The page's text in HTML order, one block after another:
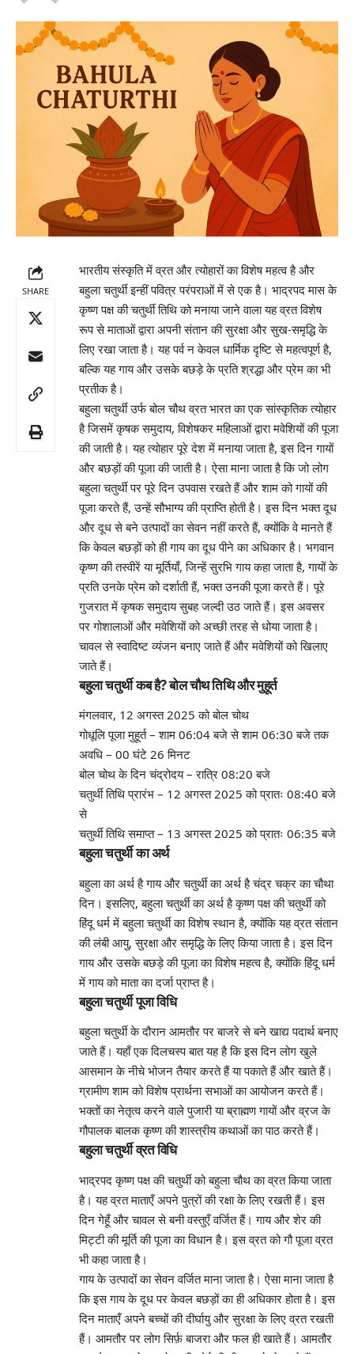
SHARE
भारतीय संस्कृति में व्रत और त्योहारों का विशेष महत्व है और
बहुला चतुर्थी इन्हीं पवित्र परंपराओं में से एक है। भाद्रपद मास के
कृष्ण पक्ष की चतुर्थी तिथि को मनाया जाने वाला यह व्रत विशेष
रूप से माताओं द्वारा अपनी संतान की सुरक्षा और सुख-समृद्धि के
लिए रखा जाता है। यह पर्व न केवल धार्मिक दृष्टि से महत्वपूर्ण है,
बल्कि यह गाय और उसके बछड़े के प्रति श्रद्धा और प्रेम का भी
प्रतीक है।
बहुला चतुर्थी उर्फ बोल चौथ व्रत भारत का एक सांस्कृतिक त्योहार
है जिसमें कृषक समुदाय, विशेषकर महिलाओं द्वारा मवेशियों की पूजा
की जाती है। यह त्योहार पूरे देश में मनाया जाता है, इस दिन गायों
और बछड़ों की पूजा की जाती है। ऐसा माना जाता है कि जो लोग
बहुला चतुर्थी पर पूरे दिन उपवास रखते हैं और शाम को गायों की
पूजा करते हैं, उन्हें सौभाग्य की प्राप्ति होती है। इस दिन भक्त दूध
और दूध से बने उत्पादों का सेवन नहीं करते हैं, क्योंकि वे मानते हैं
कि केवल बछड़ों को ही गाय का दूध पीने का अधिकार है। भगवान
कृष्ण की तस्वीरें या मूर्तियाँ, जिन्हें सुरभि गाय कहा जाता है, गायों के
प्रति उनके प्रेम को दर्शाती हैं, भक्त उनकी पूजा करते हैं। पूरे
गुजरात में कृषक समुदाय सुबह जल्दी उठ जाते हैं। इस अवसर
पर गोशालाओं और मवेशियों को अच्छी तरह से धोया जाता है।
चावल से स्वादिष्ट व्यंजन बनाए जाते हैं और मवेशियों को खिलाए
जाते हैं।
बहुला चतुर्थी कब है? बोल चौथ तिथि और मुहूर्त
मंगलवार, 12 अगस्त 2025 को बोल चोथ
गोधूलि पूजा मुहूर्त – शाम 06:04 बजे से शाम 06:30 बजे तक
अवधि – 00 घंटे 26 मिनट
बोल चोथ के दिन चंद्रोदय – रात्रि 08:20 बजे
चतुर्थी तिथि प्रारंभ – 12 अगस्त 2025 को प्रातः 08:40 बजे
से
चतुर्थी तिथि समाप्त – 13 अगस्त 2025 को प्रातः 06:35 बजे
बहुला चतुर्थी का अर्थ
बहुला का अर्थ है गाय और चतुर्थी का अर्थ है चंद्र चक्र का चौथा
दिन। इसलिए, बहुला चतुर्थी का अर्थ है कृष्ण पक्ष की चतुर्थी को
हिंदू धर्म में बहुला चतुर्थी का विशेष स्थान है, क्योंकि यह व्रत संतान
की लंबी आयु, सुरक्षा और समृद्धि के लिए किया जाता है। इस दिन
गाय और उसके बछड़े की पूजा का विशेष महत्व है, क्योंकि हिंदू धर्म
में गाय को माता का दर्जा प्राप्त है।
बहुला चतुर्थी पूजा विधि
बहुला चतुर्थी के दौरान आमतौर पर बाजरे से बने खाद्य पदार्थ बनाए
जाते हैं। यहाँ एक दिलचस्प बात यह है कि इस दिन लोग खुले
आसमान के नीचे भोजन तैयार करते हैं या पकाते हैं और खाते हैं।
ग्रामीण शाम को विशेष प्रार्थना सभाओं का आयोजन करते हैं।
भक्तों का नेतृत्व करने वाले पुजारी या ब्राह्मण गायों और व्रज के
गौपालक बालक कृष्ण की शास्त्रीय कथाओं का पाठ करते हैं।
बहुला चतुर्थी व्रत विधि
भाद्रपद कृष्ण पक्ष की चतुर्थी को बहुला चौथ का व्रत किया जाता
है। यह व्रत माताएँ अपने पुत्रों की रक्षा के लिए रखती हैं। इस
दिन गेहूँ और चावल से बनी वस्तुएँ वर्जित हैं। गाय और शेर की
मिट्टी की मूर्ति की पूजा का विधान है। इस व्रत को गौ पूजा व्रत
भी कहा जाता है।
गाय के उत्पादों का सेवन वर्जित माना जाता है। ऐसा माना जाता है
कि इस गाय के दूध पर केवल बछड़ों का ही अधिकार होता है। इस
दिन माताएँ अपने बच्चों की दीर्घायु और सुरक्षा के लिए व्रत रखती
हैं। आमतौर पर लोग सिर्फ़ बाजरा और फल ही खाते हैं। आमतौर